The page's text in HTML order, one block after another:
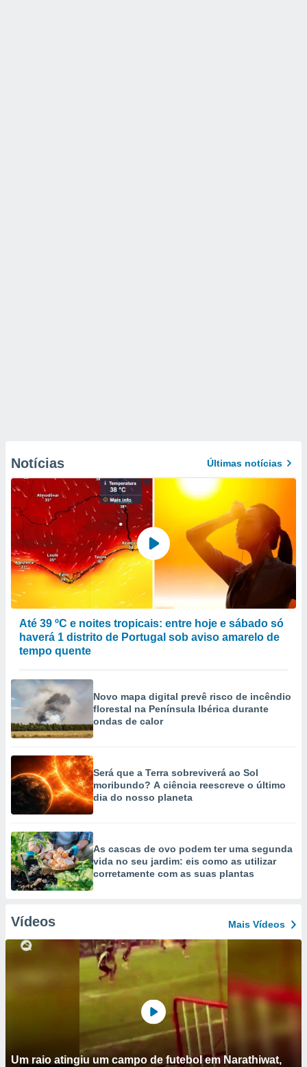
Notícias Últimas notícias
Até 39 ºC e noites tropicais: entre hoje e sábado só
haverá 1 distrito de Portugal sob aviso amarelo de
tempo quente
Novo mapa digital prevê risco de incêndio
florestal na Península Ibérica durante
ondas de calor
Será que a Terra sobreviverá ao Sol
moribundo? A ciência reescreve o último
dia do nosso planeta
As cascas de ovo podem ter uma segunda
vida no seu jardim: eis como as utilizar
corretamente com as suas plantas
Vídeos Mais Vídeos
Um raio atingiu um campo de futebol em Narathiwat,